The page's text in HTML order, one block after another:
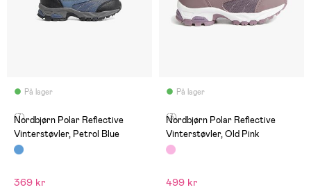
På lager
(7)
Nordbjørn Polar Reflective
Vinterstøvler, Petrol Blue
369 kr
På lager
(3)
Nordbjørn Polar Reflective
Vinterstøvler, Old Pink
499 kr